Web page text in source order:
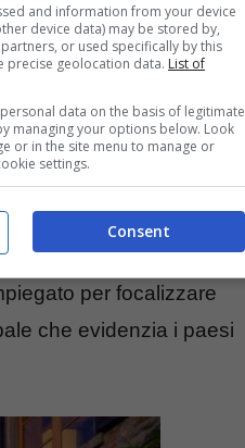
le case in base al
per focalizzare
che evidenzia i paesi
and information from your device
device data) may be stored by,
or used specifically by this
precise geolocation data. List of
data on the basis of legitimate
managing your options below. Look
or in the site menu to manage or
settings.
Consent